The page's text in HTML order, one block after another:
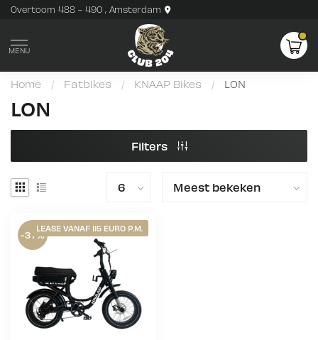
Overtoom 488 - 490 , Amsterdam
MENU
Home / Fatbikes / KNAAP Bikes / LON
LON
Filters
LEASE VANAF 115 EURO P.M.
-37%